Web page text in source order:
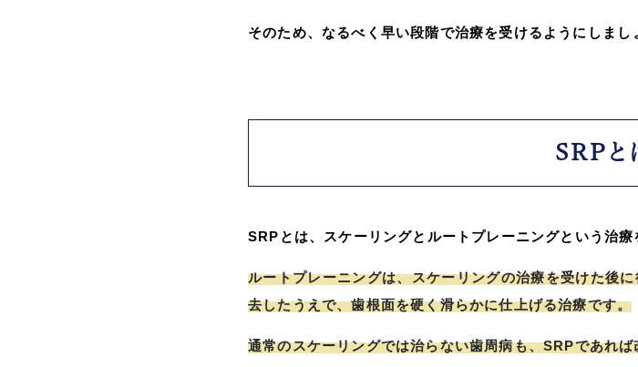
そのため、なるべく早い段階で治療を受けるようにしまし
SRPと
SRPとは、スケーリングとルートプレーニングという治療
ルートプレーニングは、スケーリングの治療を受けた後
去したうえで、歯根面を硬く滑らかに仕上げる治療です。
通常のスケーリングでは治らない歯周病も、SRPであれ